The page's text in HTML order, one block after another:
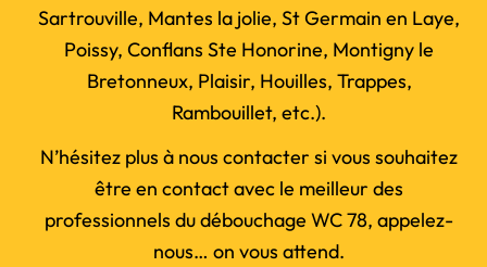
Sartrouville, Mantes la jolie, St Germain en Laye,
Poissy, Conflans Ste Honorine, Montigny le
Bretonneux, Plaisir, Houilles, Trappes,
Rambouillet, etc.).
N’hésitez plus à nous contacter si vous souhaitez
être en contact avec le meilleur des
professionnels du débouchage WC 78, appelez-
nous… on vous attend.